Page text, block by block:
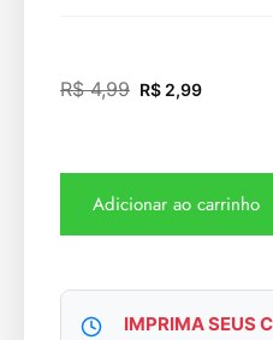
R$4,99 R$ 2,99
Adicionar ao carrinho
IMPRIMA SEUS